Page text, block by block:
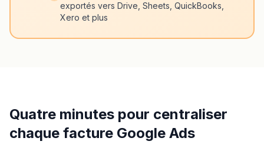
exportés vers Drive, Sheets, QuickBooks,
Xero et plus
Quatre minutes pour centraliser
chaque facture Google Ads